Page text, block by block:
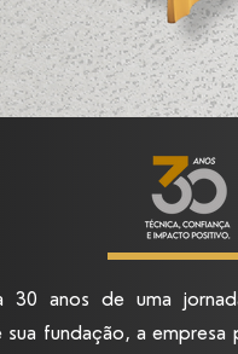
anos de uma
fundação, a